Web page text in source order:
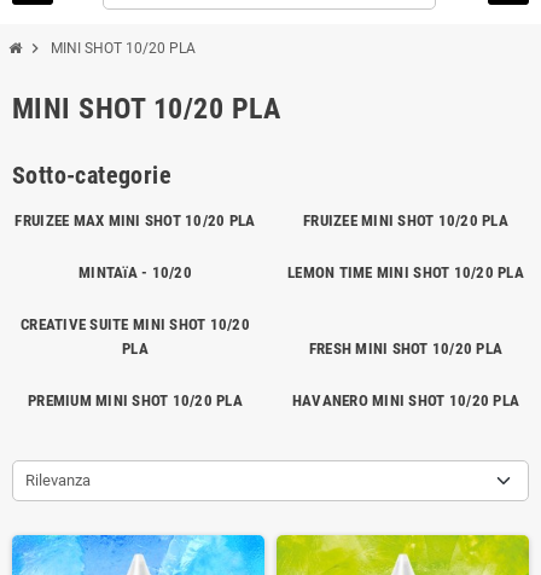
chevron_right MINI SHOT 10/20 PLA
MINI SHOT 10/20 PLA
Sotto-categorie
FRUIZEE MAX MINI SHOT 10/20 PLA FRUIZEE MINI SHOT 10/20 PLA
MINTAïA - 10/20 LEMON TIME MINI SHOT 10/20 PLA
CREATIVE SUITE MINI SHOT 10/20
PLA
FRESH MINI SHOT 10/20 PLA
PREMIUM MINI SHOT 10/20 PLA HAVANERO MINI SHOT 10/20 PLA
Rilevanza